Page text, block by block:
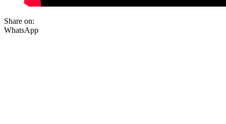
Share on:
WhatsApp